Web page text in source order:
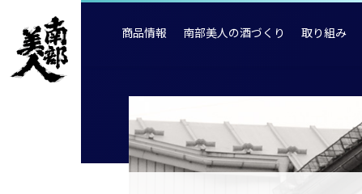
商品情報 南部美人の酒づくり 取り組み